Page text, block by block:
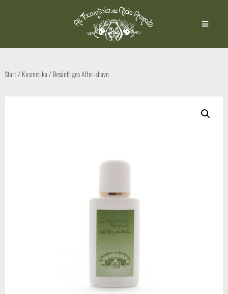
Start/Kosmetika/ Besänftiges After-shave